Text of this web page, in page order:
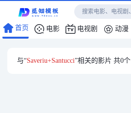
首页 电影 电视剧 动漫
与“Saveriu+Santucci”相关的影片 共0个